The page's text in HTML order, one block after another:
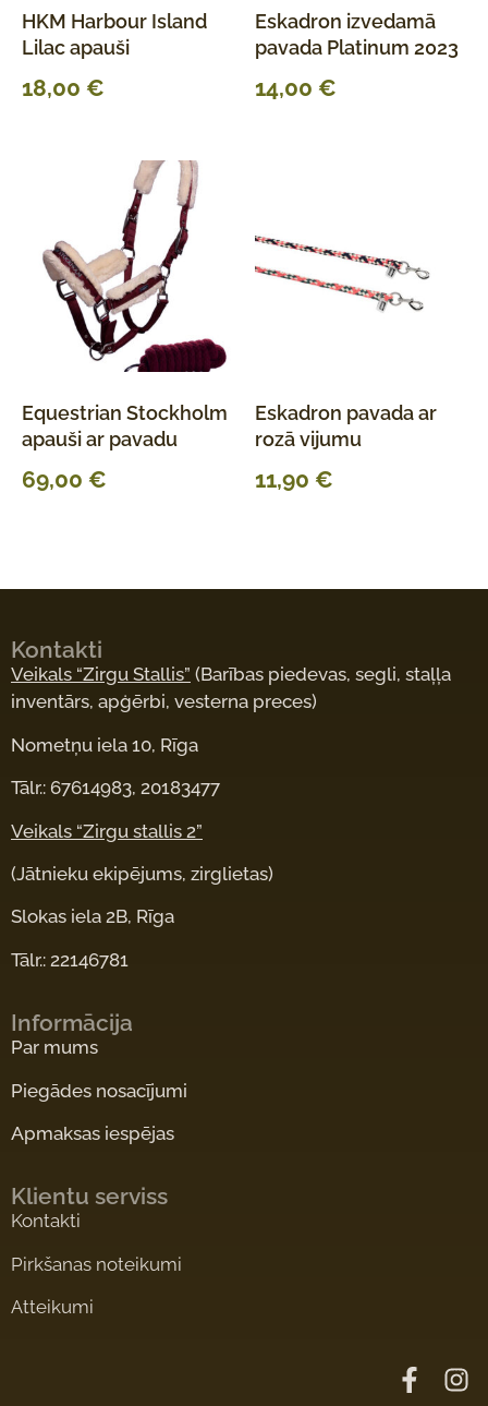
HKM Harbour Island
Lilac apauši
18,00 €
Eskadron izvedamā
pavada Platinum 2023
14,00 €
Equestrian Stockholm
apauši ar pavadu
69,00 €
Eskadron pavada ar
rozā vijumu
11,90 €
Kontakti
Veikals “Zirgu Stallis” (Barības piedevas, segli, staļļa
inventārs, apģērbi, vesterna preces)
Nometņu iela 10, Rīga
Tālr.: 67614983, 20183477
Veikals “Zirgu stallis 2”
(Jātnieku ekipējums, zirglietas)
Slokas iela 2B, Rīga
Tālr.: 22146781
Informācija
Par mums
Piegādes nosacījumi
Apmaksas iespējas
Klientu serviss
Kontakti
Pirkšanas noteikumi
Atteikumi